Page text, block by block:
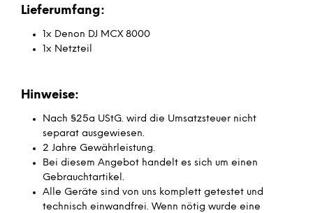
Lieferumfang:
1x Denon DJ MCX 8000
1x Netzteil
Hinweise:
Nach §25a UStG. wird die Umsatzsteuer nicht
separat ausgewiesen.
2 Jahre Gewährleistung.
Bei diesem Angebot handelt es sich um einen
Gebrauchtartikel.
Alle Geräte sind von uns komplett getestet und
technisch einwandfrei. Wenn nötig wurde eine